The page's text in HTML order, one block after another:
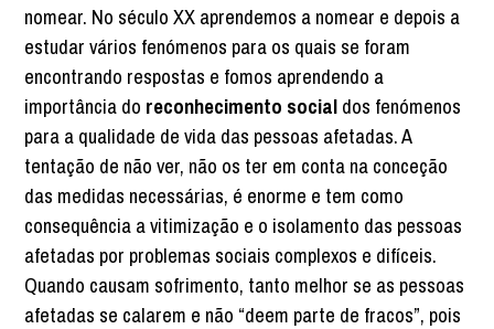
nomear. No século XX aprendemos a nomear e depois a
estudar vários fenómenos para os quais se foram
encontrando respostas e fomos aprendendo a
importância do reconhecimento social dos fenómenos
para a qualidade de vida das pessoas afetadas. A
tentação de não ver, não os ter em conta na conceção
das medidas necessárias, é enorme e tem como
consequência a vitimização e o isolamento das pessoas
afetadas por problemas sociais complexos e difíceis.
Quando causam sofrimento, tanto melhor se as pessoas
afetadas se calarem e não “deem parte de fracos”, pois